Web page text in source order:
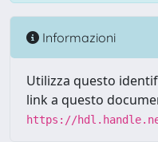
Informazioni
Utilizza questo
link a questo
https://